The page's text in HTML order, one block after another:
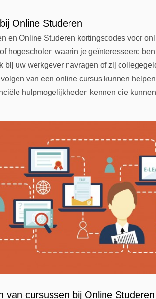
Online Studeren
en Online Studeren kortingscodes voor
hogescholen waarin je geïnteresseerd
bij uw werkgever navragen of zij
van een online cursus kunnen
hulpmogelijkheden kennen die
van cursussen bij Online Studeren